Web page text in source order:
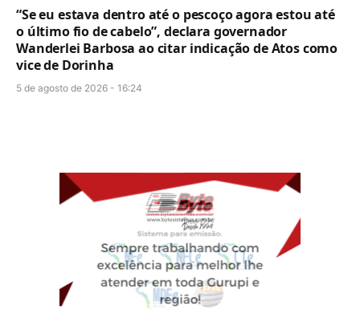
“Se eu estava dentro até o pescoço agora estou até
o último fio de cabelo”, declara governador
Wanderlei Barbosa ao citar indicação de Atos como
vice de Dorinha
5 de agosto de 2026 - 16:24